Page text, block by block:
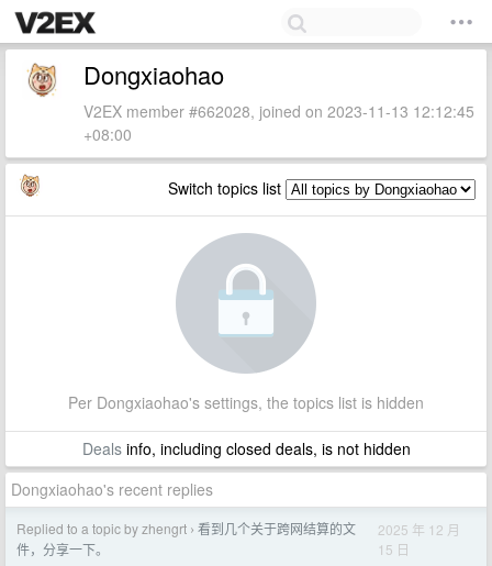
Dongxiaohao
V2EX member #662028, joined on 2023-11-13 12:12:45
+08:00
Switch topics list
Per Dongxiaohao's settings, the topics list is hidden
Dealsinfo, including closed deals, is not hidden
Dongxiaohao's recent replies
Replied to a topic by zhengrt › 看到几个关于跨网结算的文
件，分享一下。
2025 年 12 月
15 日